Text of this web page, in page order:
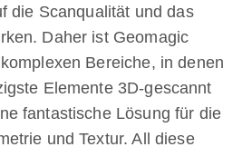
die Scanqualität und das
Daher ist Geomagic
Bereiche, in denen
Elemente 3D-gescannt
fantastische Lösung für die
und Textur. All diese